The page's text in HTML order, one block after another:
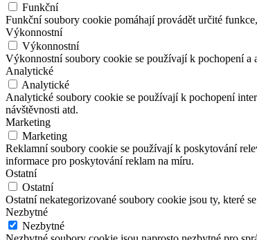
Funkční
Funkční soubory cookie pomáhají provádět určité
Výkonnostní
Výkonnostní
Výkonnostní soubory cookie se používají k pochopení
Analytické
Analytické
Analytické soubory cookie se používají k pochopení
návštěvnosti atd.
Marketing
Marketing
Reklamní soubory cookie se používají k poskytování
informace pro poskytování reklam na míru.
Ostatní
Ostatní
Ostatní nekategorizované soubory cookie jsou ty, které
Nezbytné
Nezbytné